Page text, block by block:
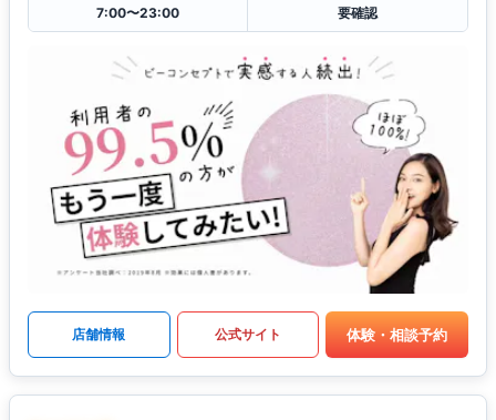
7:00〜23:00
要確認
店舗情報 公式サイト 体験・相談予約